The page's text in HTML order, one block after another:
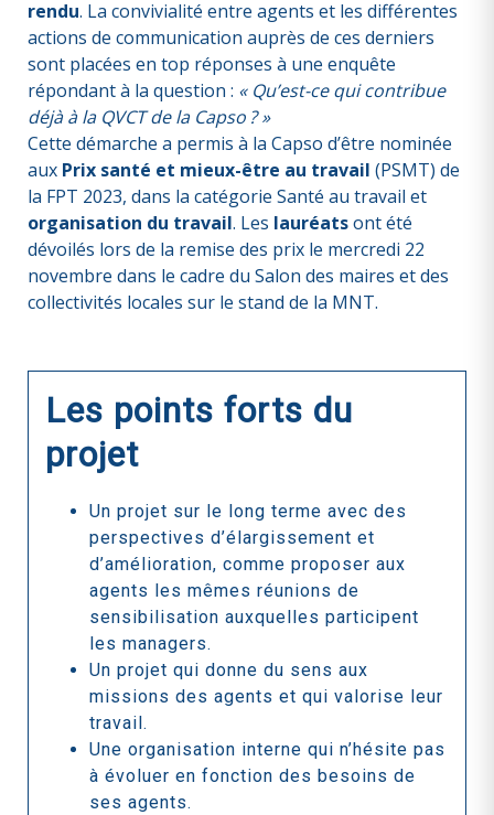
rendu. La convivialité entre agents et les différentes
actions de communication auprès de ces derniers
sont placées en top réponses à une enquête
répondant à la question : « Qu’est-ce qui contribue
déjà à la QVCT de la Capso ? »
Cette démarche a permis à la Capso d’être nominée
aux Prix santé et mieux-être au travail (PSMT) de
la FPT 2023, dans la catégorie Santé au travail et
organisation du travail. Les lauréatsont été
dévoilés lors de la remise des prix le mercredi 22
novembre dans le cadre du Salon des maires et des
collectivités locales sur le stand de la MNT.
Les points forts du
projet
Un projet sur le long terme avec des
perspectives d’élargissement et
d’amélioration, comme proposer aux
agents les mêmes réunions de
sensibilisation auxquelles participent
les managers.
Un projet qui donne du sens aux
missions des agents et qui valorise leur
travail.
Une organisation interne qui n’hésite pas
à évoluer en fonction des besoins de
ses agents.